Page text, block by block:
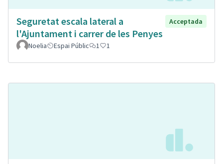
Seguretat escala lateral a
l'Ajuntament i carrer de les Penyes
Acceptada
Noelia Espai Públic 1 1